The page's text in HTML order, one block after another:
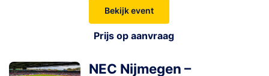
Bekijk event
Prijs op aanvraag
NEC Nijmegen –